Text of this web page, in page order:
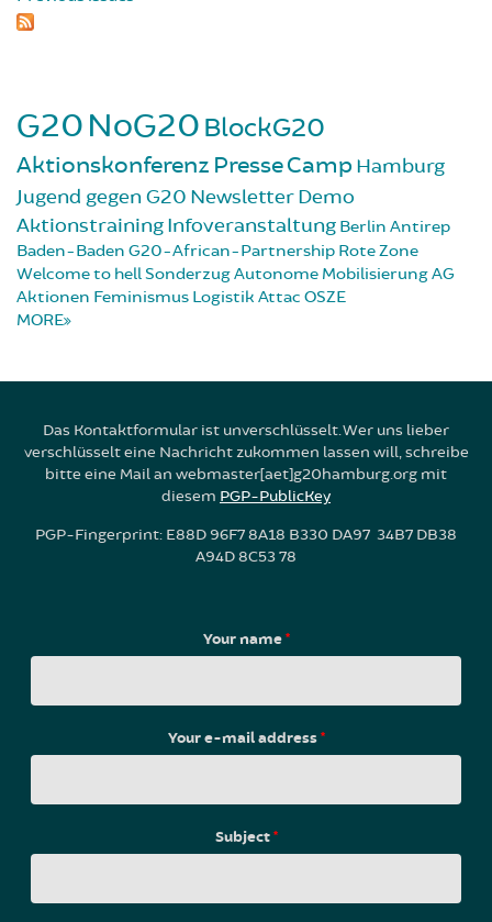
G20NoG20 BlockG20
Aktionskonferenz PresseCampHamburg
Jugend gegen G20 NewsletterDemo
AktionstrainingInfoveranstaltung Berlin Antirep
Baden-Baden G20-African-Partnership Rote Zone
Welcome to hellSonderzugAutonome MobilisierungAG
Aktionen Feminismus Logistik Attac OSZE
MORE
Das Kontaktformular ist unverschlüsselt. Wer uns lieber
verschlüsselt eine Nachricht zukommen lassen will, schreibe
bitte eine Mail an webmaster[aet]g20hamburg.org mit
diesem PGP-PublicKey
PGP-Fingerprint: E88D 96F7 8A18 B330 DA97 34B7 DB38
A94D 8C53 78
Your name*
Your e-mail address*
Subject*